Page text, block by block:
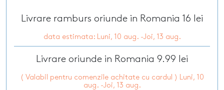
Livrare ramburs oriunde in Romania 16 lei
data estimata: Luni, 10 aug. -Joi, 13 aug.
Livrare oriunde in Romania 9.99 lei
( Valabil pentru comenzile achitate cu cardul ) Luni, 10
aug. -Joi, 13 aug.